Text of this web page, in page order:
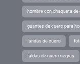
hombre con chaqueta de
guantes de cuero para
fundas de cuero
faldas de cuero negras